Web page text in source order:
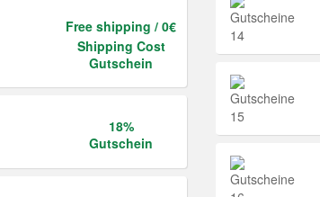
Free shipping / 0€
Shipping Cost
Gutschein
18%
Gutschein